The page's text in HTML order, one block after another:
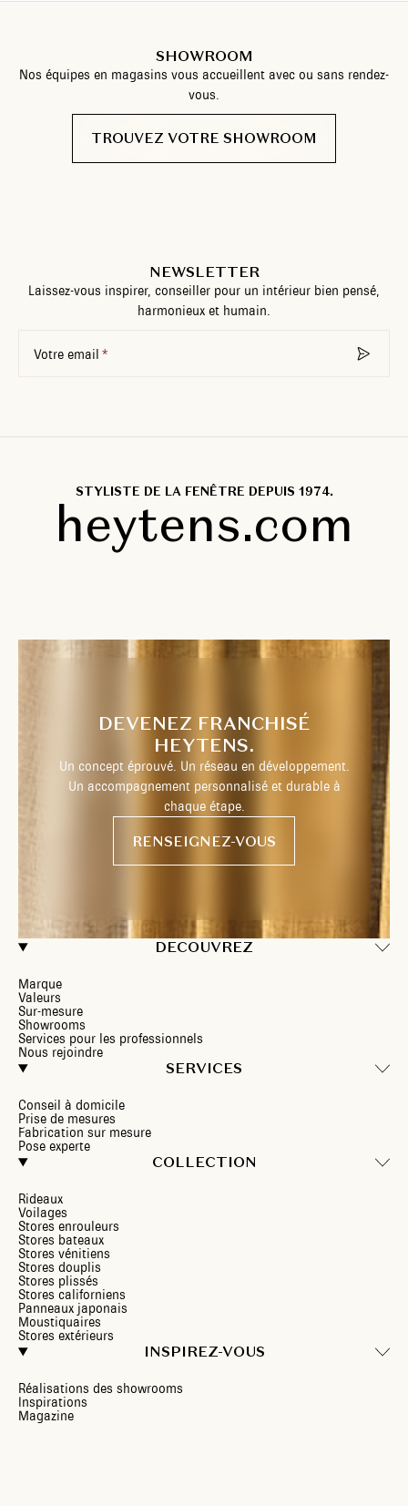
SHOWROOM
Nos équipes en magasins vous accueillent avec ou sans rendez-
vous.
TROUVEZ VOTRE SHOWROOM
NEWSLETTER
Laissez-vous inspirer, conseiller pour un intérieur bien pensé,
harmonieux et humain.
Votre email
STYLISTE DE LA FENÊTRE DEPUIS 1974.
heytens.com
DECOUVREZ
Marque
Valeurs
Sur-mesure
Showrooms
Services pour les professionnels
Nous rejoindre
SERVICES
Conseil à domicile
Prise de mesures
Fabrication sur mesure
Pose experte
COLLECTION
Rideaux
Voilages
Stores enrouleurs
Stores bateaux
Stores vénitiens
Stores douplis
Stores plissés
Stores californiens
Panneaux japonais
Moustiquaires
Stores extérieurs
INSPIREZ-VOUS
Réalisations des showrooms
Inspirations
Magazine
DEVENEZ FRANCHISÉ
HEYTENS.
Un concept éprouvé. Un réseau en développement.
Un accompagnement personnalisé et durable à
chaque étape.
RENSEIGNEZ-VOUS